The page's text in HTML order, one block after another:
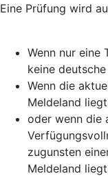
Eine Prüfung wird
Wenn nur eine
keine
Wenn die
Meldeland liegt
oder wenn die
zugunsten
Meldeland